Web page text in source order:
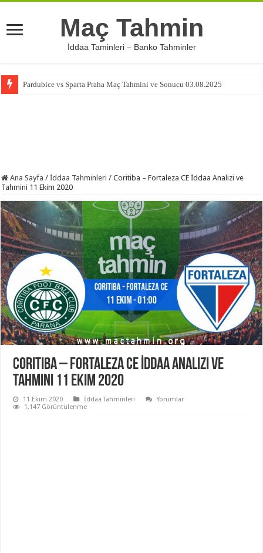
Maç Tahmin
İddaa Taminleri – Banko Tahminler
Pardubice vs Sparta Praha Maç Tahmini ve Sonucu 03.08.2025
Ana Sayfa / İddaa Tahminleri / Coritiba – Fortaleza CE İddaa Analizi ve
Tahmini 11 Ekim 2020
Coritiba – Fortaleza CE İddaa Analizi ve
Tahmini 11 Ekim 2020
11 Ekim 2020 İddaa Tahminleri
Yorumlar
1,147 Görüntülenme